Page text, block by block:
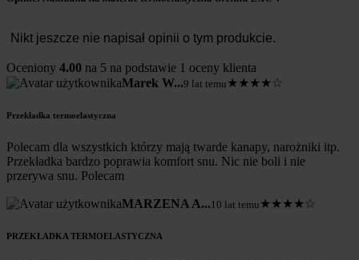
Nikt jeszcze nie napisał opinii o tym produkcie.
Oceniony 4.00 na 5 na podstawie 1 oceny klienta
Marek W...9 lat temu ★★★★☆
Przekładka termoelastyczna
Polecam dla wszystkich którzy mają twarde kanapy, narożniki itp.
Przekładka bardzo poprawia komfort snu. Nic nie boli i nie
przerywa snu. Polecam
MARZENA A...10 lat temu ★★★★☆
PRZEKŁADKA TERMOELASTYCZNA